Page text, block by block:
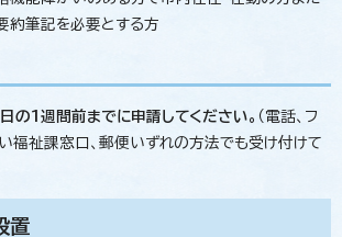
約筆記を必要とする方
の1週間前までに申請してください。 （電話、フ
い福祉課窓口、郵便いずれの方法でも受け付けて
置